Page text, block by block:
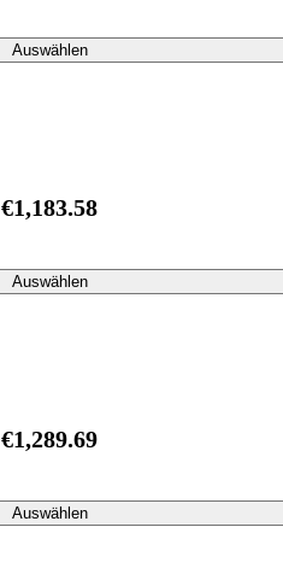
Auswählen
€1,183.58
Auswählen
€1,289.69
Auswählen